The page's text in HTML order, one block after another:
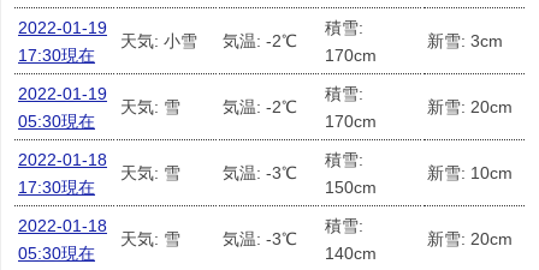
2022-01-19
17:30現在
天気: 小雪 気温: -2℃
積雪:
170cm
新雪: 3cm
2022-01-19
05:30現在
天気: 雪 気温: -2℃
積雪:
170cm
新雪: 20cm
2022-01-18
17:30現在
天気: 雪 気温: -3℃
積雪:
150cm
新雪: 10cm
2022-01-18
05:30現在
天気: 雪 気温: -3℃
積雪:
140cm
新雪: 20cm